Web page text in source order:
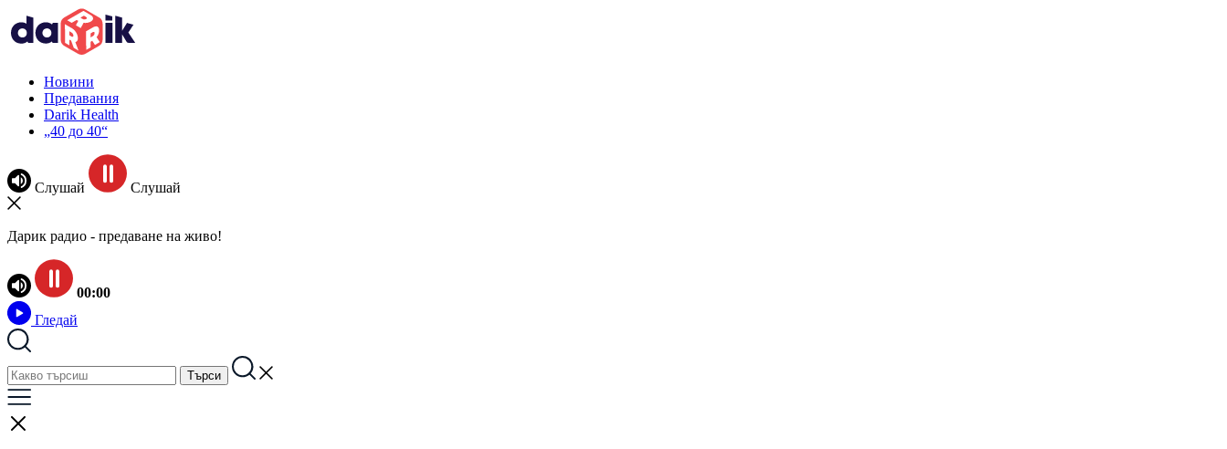
Новини
Предавания
Darik Health
„40 до 40“
Слушай Слушай
Дарик радио - предаване на живо!
00:00
Гледай